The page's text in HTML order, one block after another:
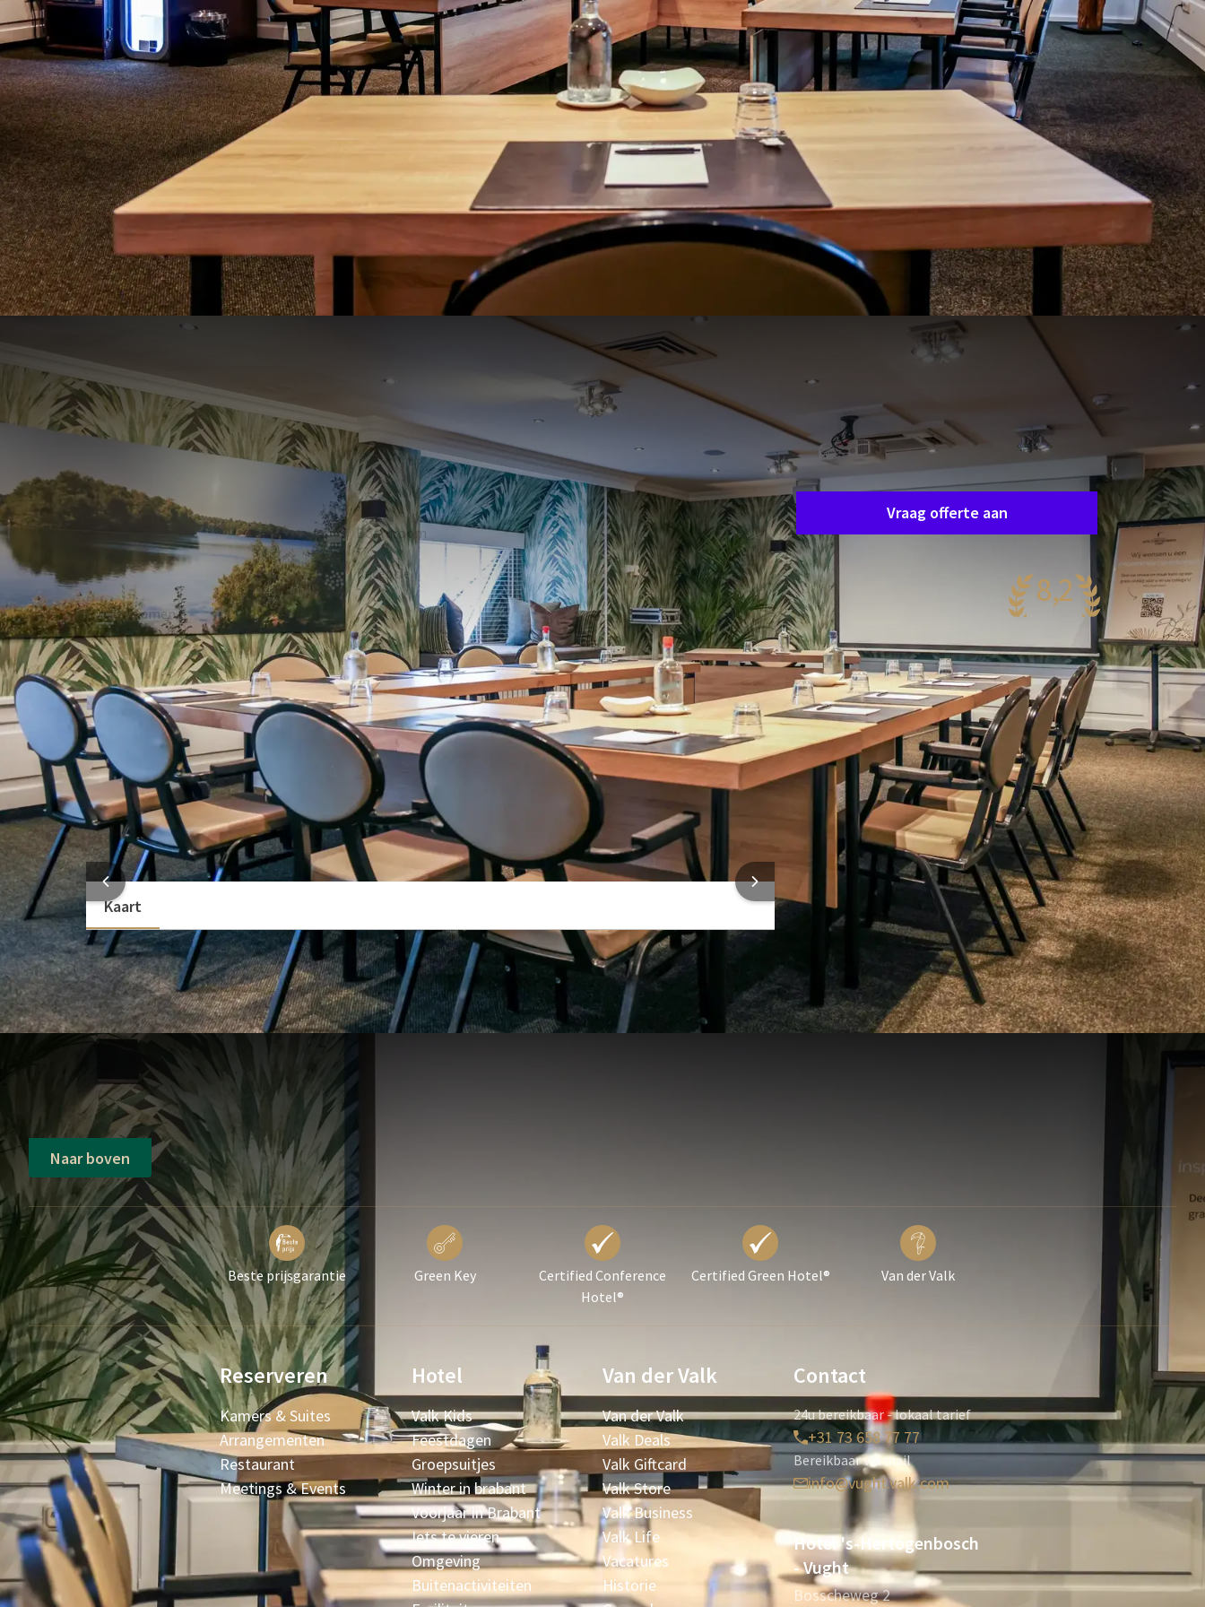
IJzeren Man
ZAAL
78m²
De IJzeren Man is een ruime sfeervolle zaal met een oppervlakte van 78 m2. De zaal beschikt onder andere over
daglicht, airconditioning en WIFI en is geschikt voor een gezelschap van maximaal 30 gasten. Deze zaal heeft
een eigen buffet voor koffie en een koelkastje gevuld met mineraalwater en frisdranken.
20
Boardroom
-
Theater
30
School
20
Receptie
-
Gala diner
24
Examen
Cabaret
25
Carré
21
ZAAL FACILITEITEN
In de zaal
Daglicht
Zaalverduistering
Projectiescherm
Schrijfmateriaal
Geluidssysteem
Professioneel lichtplan
Rolstoeltoegankelijk
Bekijk meer
Zaal aanvraag
Vraag eenvoudig en vrijblijvend een offerte aan en
we nemen spoedig contact op om samen uw
wensen af te stemmen.
Vraag offerte aan
8,2
Erg mooi
344 reviews
HOTEL INFORMATIE
Kaart
Naar boven
Beste prijsgarantie Green Key
Certified Conference
Hotel®
Certified Green Hotel® Van der Valk
Reserveren
Kamers & Suites
Arrangementen
Restaurant
Meetings & Events
Hotel
Valk Kids
Feestdagen
Groepsuitjes
Winter in brabant
Voorjaar in Brabant
Iets te vieren
Omgeving
Buitenactiviteiten
Van der Valk
Van der Valk
Valk Deals
Valk Giftcard
Valk Store
Valk Business
Valk Life
Vacatures
Historie
Contact
24u bereikbaar - lokaal tarief
+31 73 658 77 77
Bereikbaar via mail
info@vught.valk.com
Hotel 's-Hertogenbosch
- Vught
Bosscheweg 2